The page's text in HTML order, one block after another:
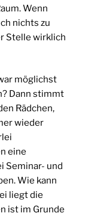
Wenn
nichts zu
Stelle wirklich
möglichst
Dann stimmt
Rädchen,
wieder
eine
Seminar- und
Wie kann
liegt die
ist im Grunde